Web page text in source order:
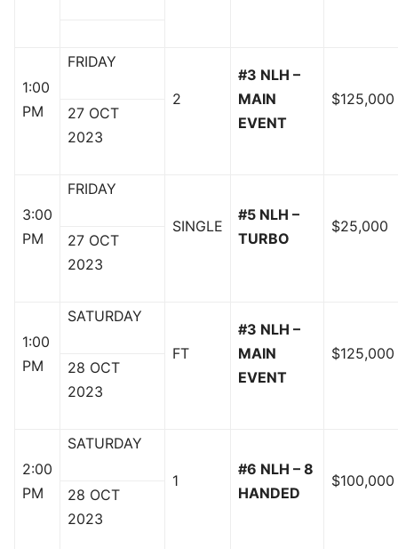
1:00
PM
FRIDAY
2
#3 NLH –
MAIN
EVENT
$125,000
27 OCT
2023
3:00
PM
FRIDAY
SINGLE
#5 NLH –
TURBO
$25,000
27 OCT
2023
1:00
PM
SATURDAY
FT
#3 NLH –
MAIN
EVENT
$125,000
28 OCT
2023
2:00
PM
SATURDAY
1
#6 NLH – 8
HANDED
$100,000
28 OCT
2023